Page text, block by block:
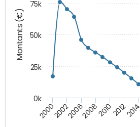
Montants (€)
2000200220062008201020122014
0k
25k
50k
75k